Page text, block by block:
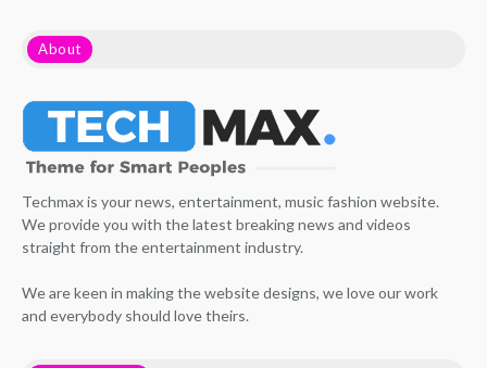
About
Techmax is your news, entertainment, music fashion website.
We provide you with the latest breaking news and videos
straight from the entertainment industry.
We are keen in making the website designs, we love our work
and everybody should love theirs.